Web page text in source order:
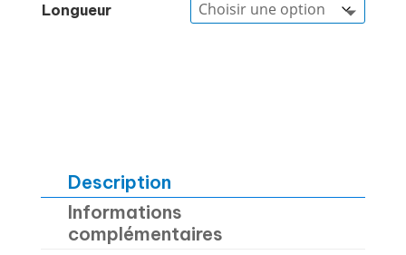
Longueur
Description
Informations
complémentaires